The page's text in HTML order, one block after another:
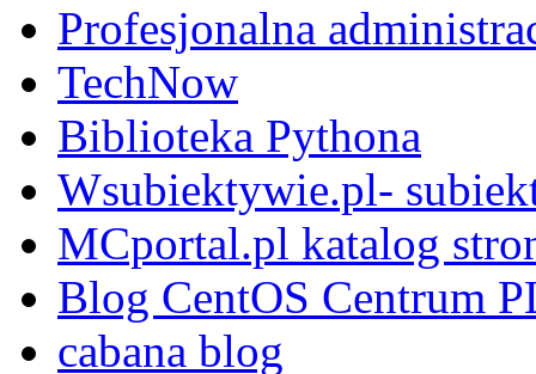
Profesjonalna
TechNow
Biblioteka Pythona
Wsubiektywie.pl-
MCportal.pl katalog
Blog CentOS Centrum
cabana blog